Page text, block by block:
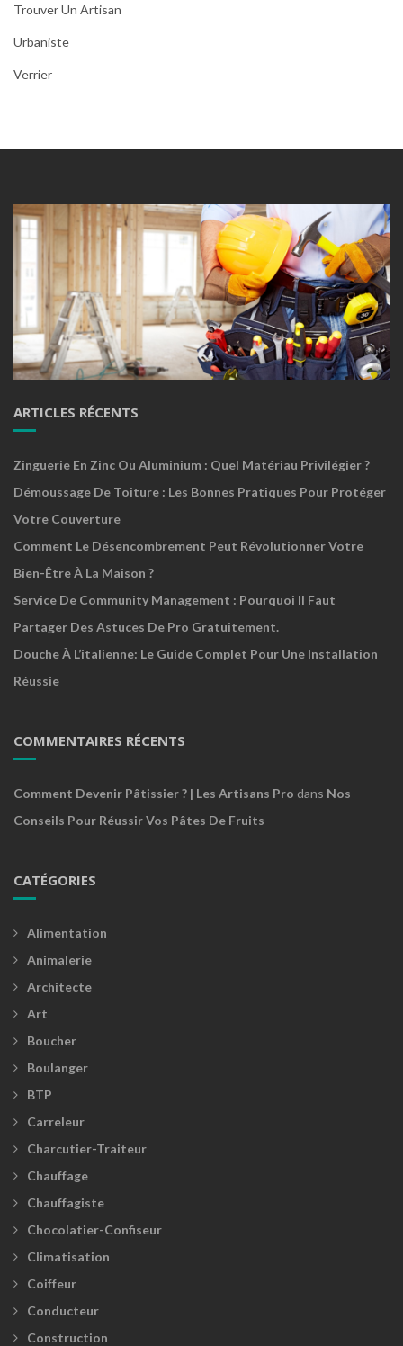
Trouver Un Artisan
Urbaniste
Verrier
ARTICLES RÉCENTS
Zinguerie En Zinc Ou Aluminium : Quel Matériau Privilégier ?
Démoussage De Toiture : Les Bonnes Pratiques Pour Protéger
Votre Couverture
Comment Le Désencombrement Peut Révolutionner Votre
Bien-Être À La Maison ?
Service De Community Management : Pourquoi Il Faut
Partager Des Astuces De Pro Gratuitement.
Douche À L’italienne: Le Guide Complet Pour Une Installation
Réussie
COMMENTAIRES RÉCENTS
Comment Devenir Pâtissier ? | Les Artisans Pro dans Nos
Conseils Pour Réussir Vos Pâtes De Fruits
CATÉGORIES
Alimentation
Animalerie
Architecte
Art
Boucher
Boulanger
BTP
Carreleur
Charcutier-Traiteur
Chauffage
Chauffagiste
Chocolatier-Confiseur
Climatisation
Coiffeur
Conducteur
Construction